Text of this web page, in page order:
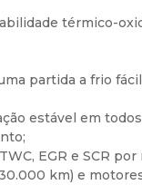
térmico-
partida a frio
estável em
EGR e SCR
km) e